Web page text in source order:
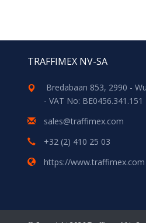
TRAFFIMEX NV-SA
Bredabaan 853, 2990 -
- VAT No: BE0456.341.151
sales@traffimex.com
+32 (2) 410 25 03
https://www.traffimex.com